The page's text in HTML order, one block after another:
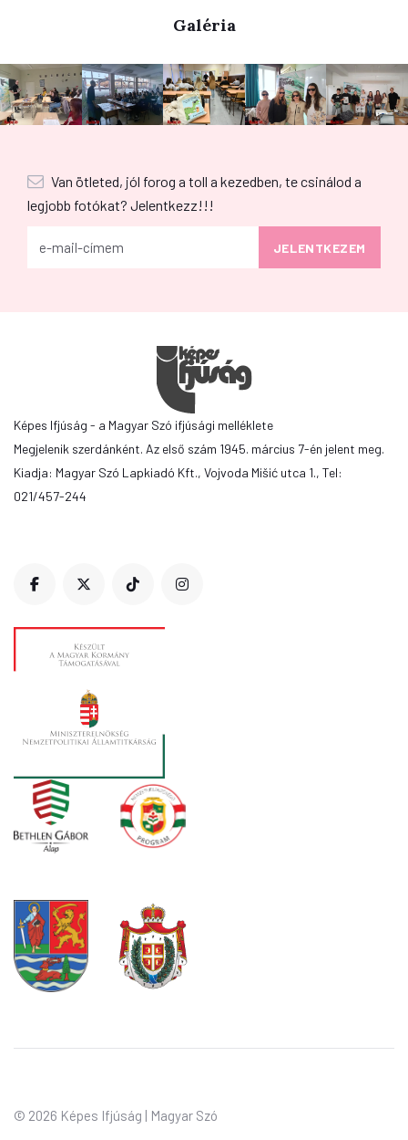
Galéria
Van ötleted, jól forog a toll a kezedben, te csinálod a
legjobb fotókat? Jelentkezz!!!
Képes Ifjúság - a Magyar Szó ifjúsági melléklete
Megjelenik szerdánként. Az első szám 1945. március 7-én jelent meg.
Kiadja: Magyar Szó Lapkiadó Kft., Vojvoda Mišić utca 1., Tel:
021/457-244
© 2026 Képes Ifjúság | Magyar Szó